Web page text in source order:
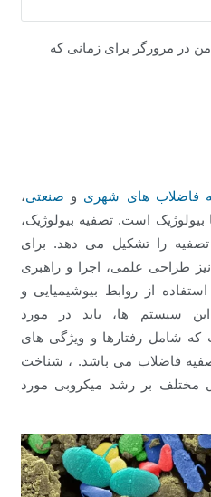
در مرورگر برای زمانی که
فاضلاب های شهری و صنعتی،
بیولوژیک است. تصفیه بیولوژیک،
را تشکیل می دهد. برای
طراحی علمی، اجرا و راهبری
از روابط بیوشیمیایی و
سیستم ها، باید در مورد
که شامل رفتارها و ویژگی های
فاضلاب می باشد. ، شناخت
مختلف بر رشد میکروبی مورد